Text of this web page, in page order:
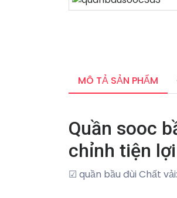
MÔ TẢ SẢN PHẨM
Quần sooc
chỉnh tiện lợi
☑ quần bầu đùi Chất